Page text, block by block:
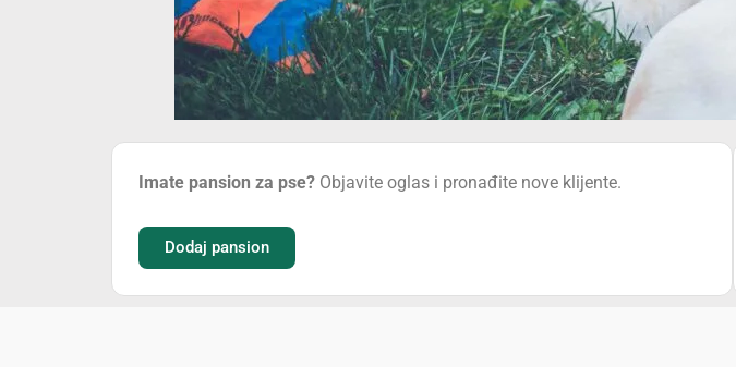
Imate pansion za pse? Objavite oglas i pronađite nove klijente.
Dodaj pansion